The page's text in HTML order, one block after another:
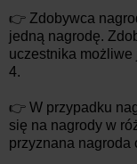
👉 Zdobywca
jedną nagrodę.
uczestnika możliwe
4.
👉 W przypadku
się na nagrody w
przyznana nagroda